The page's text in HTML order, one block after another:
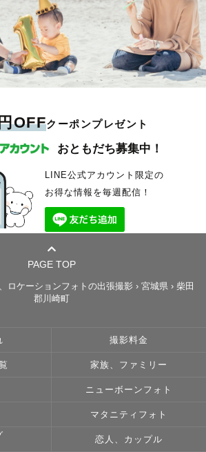
OFFクーポンプレゼント
おともだち募集中！
LINE公式アカウント限定の
お得な情報を毎週配信！
PAGE TOP
ロケーションフォトの出張撮影 › 宮城県› 柴田
郡川崎町
撮影料金
家族、ファミリー
ニューボーンフォト
マタニティフォト
恋人、カップル